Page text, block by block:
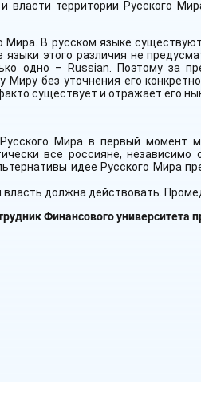
власти территории Русского
В русском языке
языки этого различия не
одно – Russian. Поэтому за
Миру без уточнения его
существует и отражает его
Мира в первый момент
все россияне,
идее Русского Мира
должна действовать.
Финансового